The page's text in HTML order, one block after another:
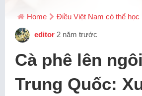
Home Điều Việt Nam có thể học
editor 2 năm trước
Cà phê lên
Trung Quốc: